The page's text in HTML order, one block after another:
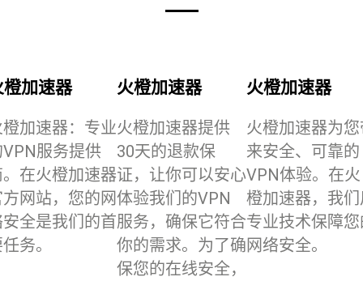
橙加速器
加速器：专业
服务提供
在火橙加速器
网站，您的网
全是我们的首
务。
火橙加速器
火橙加速器提供
30天的退款保
证，让你可以安心
体验我们的VPN
服务，确保它符合
你的需求。为了确
保您的在线安全，
火橙加速器
火橙加速器为
来安全、可靠的
VPN体验。在火
橙加速器，我
专业技术保障
网络安全。